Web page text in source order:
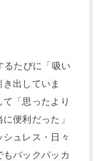
るたびに「吸い
出していま
「思ったより
便利だった」
ュレス・日々
バックパッカ